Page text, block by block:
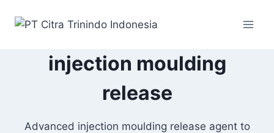
injection moulding
release
Advanced injection moulding release agent to